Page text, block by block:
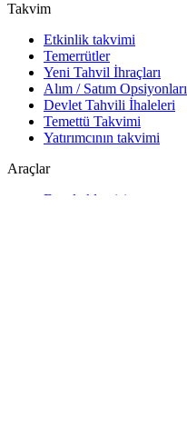
Takvim
Etkinlik takvimi
Temerrütler
Yeni Tahvil İhraçları
Alım / Satım Opsiyonları
Devlet Tahvili İhaleleri
Temettü Takvimi
Yatırımcının takvimi
Araçlar
Excel eklentisi